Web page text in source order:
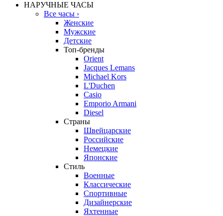
НАРУЧНЫЕ ЧАСЫ
Все часы ›
Женские
Мужские
Детские
Топ-бренды
Orient
Jacques Lemans
Michael Kors
L'Duchen
Casio
Emporio Armani
Diesel
Страны
Швейцарские
Российские
Немецкие
Японские
Стиль
Военные
Классические
Спортивные
Дизайнерские
Яхтенные